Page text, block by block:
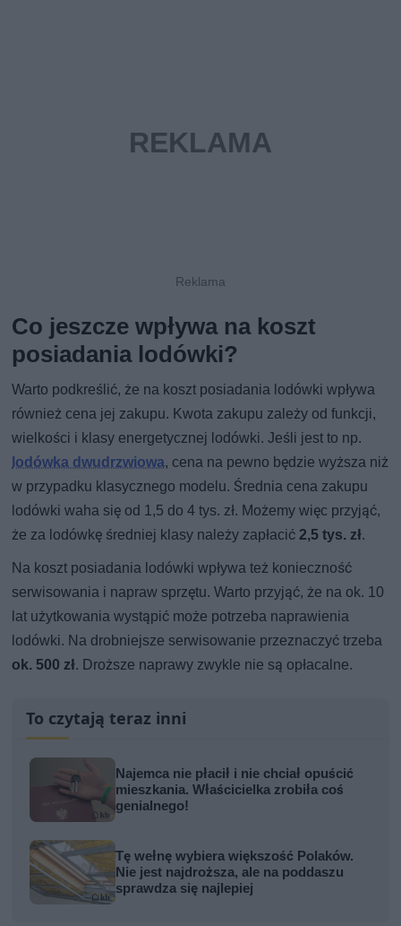
Co jeszcze wpływa na koszt
posiadania lodówki?
Warto podkreślić, że na koszt posiadania lodówki wpływa
również cena jej zakupu. Kwota zakupu zależy od funkcji,
wielkości i klasy energetycznej lodówki. Jeśli jest to np.
lodówka dwudrzwiowa, cena na pewno będzie wyższa niż
w przypadku klasycznego modelu. Średnia cena zakupu
lodówki waha się od 1,5 do 4 tys. zł. Możemy więc przyjąć,
że za lodówkę średniej klasy należy zapłacić2,5 tys. zł.
Na koszt posiadania lodówki wpływa też konieczność
serwisowania i napraw sprzętu. Warto przyjąć, że na ok. 10
lat użytkowania wystąpić może potrzeba naprawienia
lodówki. Na drobniejsze serwisowanie przeznaczyć trzeba
ok. 500 zł. Droższe naprawy zwykle nie są opłacalne.
To czytają teraz inni
Najemca nie płacił i nie chciał opuścić
mieszkania. Właścicielka zrobiła coś
genialnego!
Tę wełnę wybiera większość Polaków.
Nie jest najdroższa, ale na poddaszu
sprawdza się najlepiej